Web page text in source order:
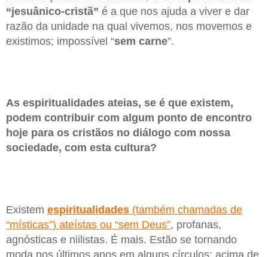
“jesuânico-cristã” é a que nos ajuda a viver e dar
razão da unidade na qual vivemos, nos movemos e
existimos; impossível “sem carne”.
As espiritualidades ateias, se é que existem,
podem contribuir com algum ponto de encontro
hoje para os cristãos no diálogo com nossa
sociedade, com esta cultura?
Existem espiritualidades (também chamadas de
“místicas”) ateístas ou “sem Deus”, profanas,
agnósticas e niilistas. É mais. Estão se tornando
moda nos últimos anos em alguns círculos; acima de